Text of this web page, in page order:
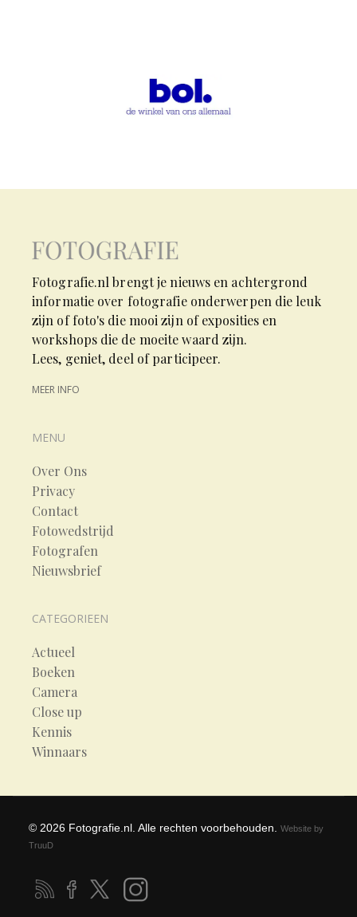
Fotografie.nl brengt je nieuws en achtergrond
informatie over fotografie onderwerpen die leuk
zijn of foto's die mooi zijn of exposities en
workshops die de moeite waard zijn.
Lees, geniet, deel of participeer.
MEER INFO
MENU
Over Ons
Privacy
Contact
Fotowedstrijd
Fotografen
Nieuwsbrief
CATEGORIEEN
Actueel
Boeken
Camera
Close up
Kennis
Winnaars
© 2026 Fotografie.nl. Alle rechten voorbehouden.
Website by
TruuD